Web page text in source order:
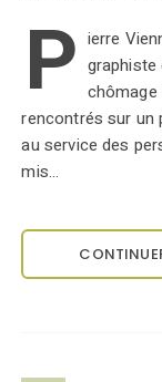
P ierre
rencontrés sur un
au service des
mis…